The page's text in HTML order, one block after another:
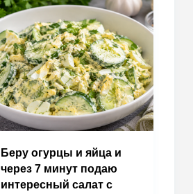
Беру огурцы и яйца и
через 7 минут подаю
интересный салат с